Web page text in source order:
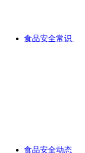
食品安全常识
食品安全动态